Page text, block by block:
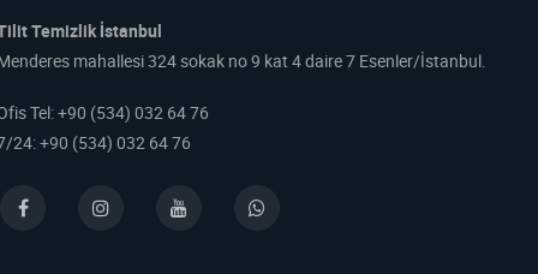
Temizlik İstanbul
mahallesi 324 sokak no 9 kat 4 daire 7 Esenler/İstanbul.
Tel:+90 (534) 032 64 76
24:+90 (534) 032 64 76